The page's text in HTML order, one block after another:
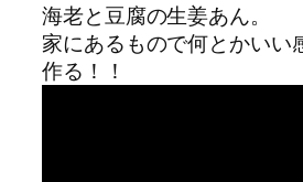
海老と豆腐の生姜あん。
家にあるもので何とかいい
作る！！